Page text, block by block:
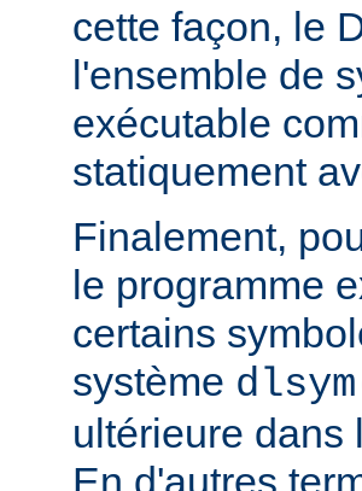
cette façon, le
l'ensemble de
exécutable
statiquement
Finalement,
le programme
certains
système
ultérieure